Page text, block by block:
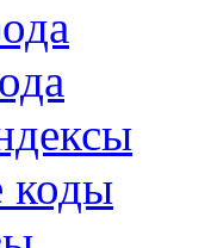
коды